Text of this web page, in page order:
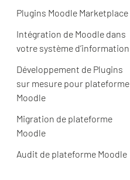
Plugins Moodle Marketplace
Intégration de Moodle dans
votre système d’information
Développement de Plugins
sur mesure pour plateforme
Moodle
Migration de plateforme
Moodle
Audit de plateforme Moodle